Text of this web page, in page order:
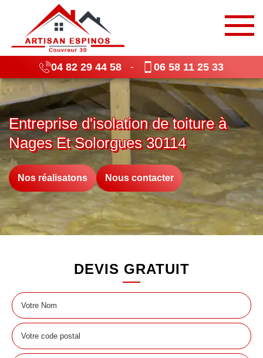
04 82 29 44 58 - 06 58 11 25 33
Entreprise d'isolation de toiture à
Nages Et Solorgues 30114
Nos réalisatons Nous contacter
DEVIS GRATUIT